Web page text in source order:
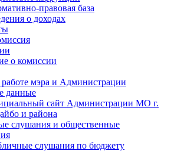
правовая база
о доходах
о комиссии
мэра и Администрации
данные
сайт Администрации МО г.
и района
слушания и общественные
слушания по бюджету